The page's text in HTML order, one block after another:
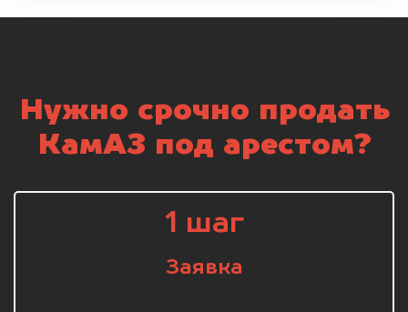
Нужно срочно продать
КамАЗ под арестом?
1 шаг
Заявка